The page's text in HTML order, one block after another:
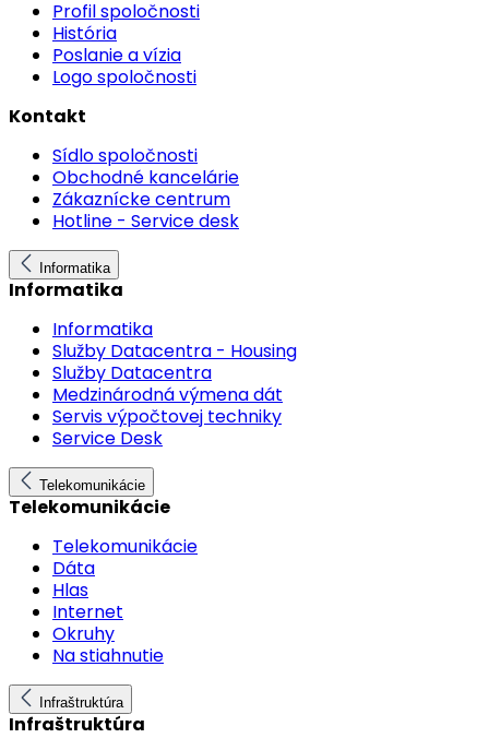
Profil spoločnosti
História
Poslanie a vízia
Logo spoločnosti
Kontakt
Sídlo spoločnosti
Obchodné kancelárie
Zákaznícke centrum
Hotline - Service desk
Informatika
Informatika
Informatika
Služby Datacentra - Housing
Služby Datacentra
Medzinárodná výmena dát
Servis výpočtovej techniky
Service Desk
Telekomunikácie
Telekomunikácie
Telekomunikácie
Dáta
Hlas
Internet
Okruhy
Na stiahnutie
Infraštruktúra
Infraštruktúra